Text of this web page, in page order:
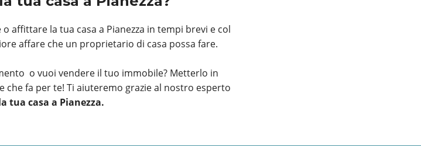
affittare la tua casa a Pianezza in tempi brevi e col
affare che un proprietario di casa possa fare.
o vuoi vendere il tuo immobile? Metterlo in
che fa per te! Ti aiuteremo grazie al nostro esperto
tua casa a Pianezza.